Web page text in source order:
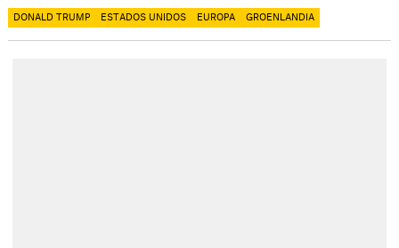
DONALD TRUMP ESTADOS UNIDOS EUROPA GROENLANDIA